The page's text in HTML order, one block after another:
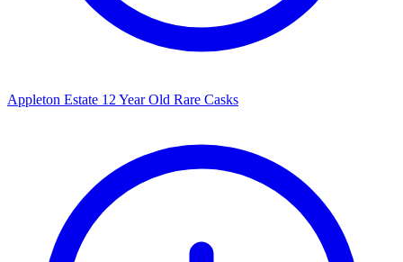
Appleton Estate 12 Year Old Rare Casks